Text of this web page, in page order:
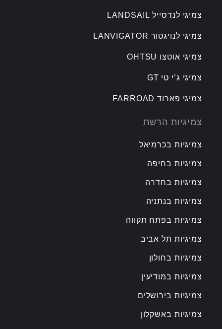
צמיגי לנדסייל LANDSAIL
צמיגי לנויגטור LANVIGATOR
צמיגי אוטצו OHTSU
צמיגי ג’י טי GT
צמיגי פארוד FARROAD
צמיגיות הרשת
צמיגיות בכרמיאל
צמיגיות בחיפה
צמיגיות בחדרה
צמיגיות בנתניה
צמיגיות בפתח תקווה
צמיגיות תל אביב
צמיגיות בחולון
צמיגיות במודיעין
צמיגיות בירושלים
צמיגיות באשקלון